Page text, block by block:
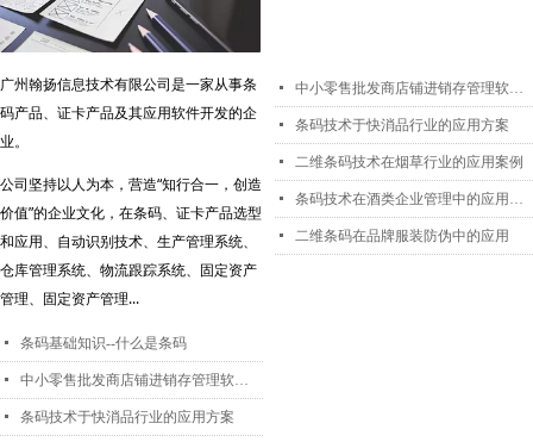
广州翰扬信息技术有限公司是一家从事条
码产品、证卡产品及其应用软件开发的企
业。
公司坚持以人为本，营造“知行合一，创造
价值”的企业文化，在条码、证卡产品选型
和应用、自动识别技术、生产管理系统、
仓库管理系统、物流跟踪系统、固定资产
管理、固定资产管理...
넷 中小零售批发商店铺进销存管理软件_店铺手机app高效管理_霍e通
넷 条码技术于快消品行业的应用方案
넷 二维条码技术在烟草行业的应用案例
넷 条码技术在酒类企业管理中的应用案例
넷 二维条码在品牌服装防伪中的应用
넷 条码基础知识--什么是条码
넷 中小零售批发商店铺进销存管理软件_店铺手机app高效管理_霍e通
넷 条码技术于快消品行业的应用方案